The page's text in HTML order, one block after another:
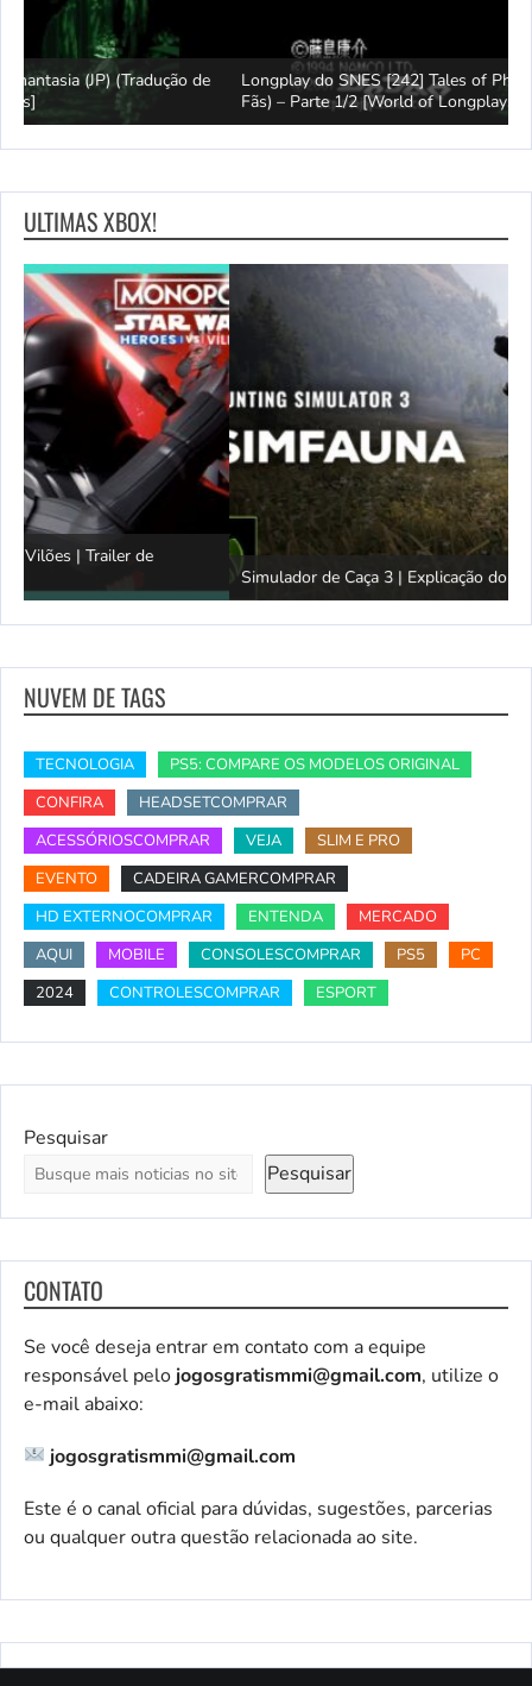
Longplay do SNES [242] Tales of Phantasia (JP) (Tradução de
Fãs) – Parte 1/2 [World of Longplays]
ULTIMAS XBOX!
Simulador de Caça 3 | Explicação do SimFauna
NUVEM DE TAGS
TECNOLOGIA
PS5: COMPARE OS MODELOS ORIGINAL
CONFIRA
HEADSETCOMPRAR
ACESSÓRIOSCOMPRAR
VEJA
SLIM E PRO
EVENTO
CADEIRA GAMERCOMPRAR
HD EXTERNOCOMPRAR
ENTENDA
MERCADO
AQUI
MOBILE CONSOLESCOMPRAR PS5
PC
2024
CONTROLESCOMPRAR ESPORT
Pesquisar
Pesquisar
CONTATO
Se você deseja entrar em contato com a equipe
responsável pelo jogosgratismmi@gmail.com, utilize o
e-mail abaixo:
jogosgratismmi@gmail.com
Este é o canal oficial para dúvidas, sugestões, parcerias
ou qualquer outra questão relacionada ao site.